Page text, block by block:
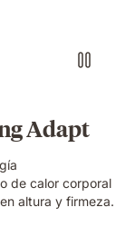
Adapt
de calor corporal
altura y firmeza.